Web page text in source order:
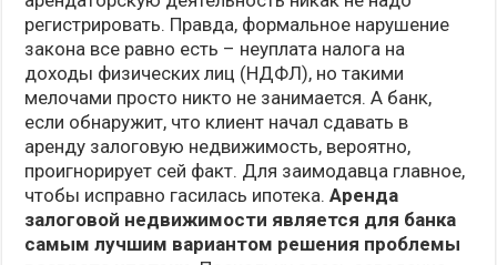
регистрировать. Правда, формальное нарушение
закона все равно есть – неуплата налога на
доходы физических лиц (НДФЛ), но такими
мелочами просто никто не занимается. А банк,
если обнаружит, что клиент начал сдавать в
аренду залоговую недвижимость, вероятно,
проигнорирует сей факт. Для заимодавца главное,
чтобы исправно гасилась ипотека.Аренда
залоговой недвижимости является для банка
самым лучшим вариантом решения проблемы